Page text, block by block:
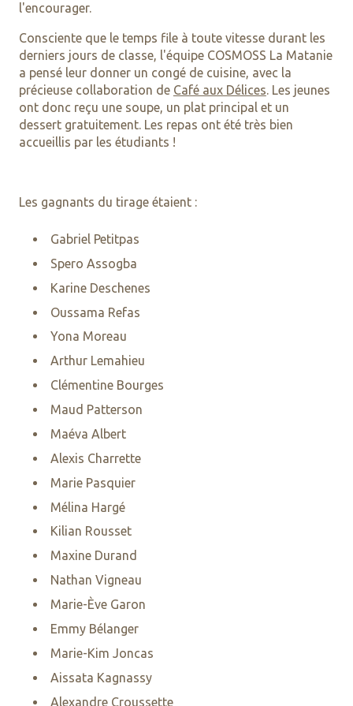
l'encourager.
Consciente quele temps file à toute vitesse durant les
derniers jours de classe, l'équipe COSMOSS La Matanie
a pensé leur donner un congé de cuisine, avec la
précieuse collaboration de Café aux Délices. Les jeunes
ont donc reçu une soupe, un plat principal et un
dessert gratuitement. Les repas ont été très bien
accueillis par les étudiants !
Les gagnants du tirage étaient :
Gabriel Petitpas
Spero Assogba
Karine Deschenes
Oussama Refas
Yona Moreau
Arthur Lemahieu
Clémentine Bourges
Maud Patterson
Maéva Albert
Alexis Charrette
Marie Pasquier
Mélina Hargé
Kilian Rousset
Maxine Durand
Nathan Vigneau
Marie-Ève Garon
Emmy Bélanger
Marie-Kim Joncas
Aissata Kagnassy
Alexandre Croussette